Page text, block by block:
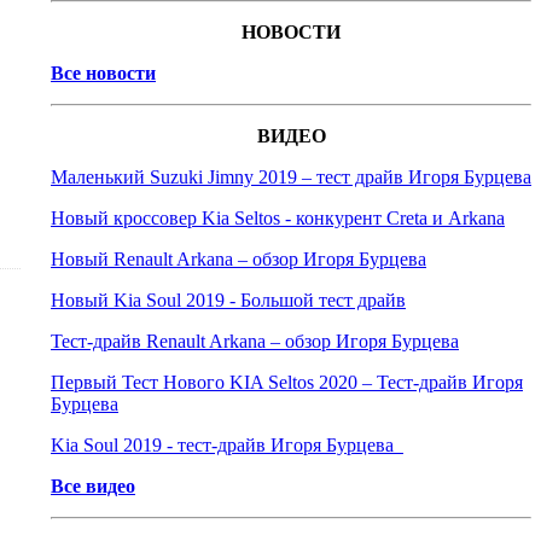
НОВОСТИ
Все новости
ВИДЕО
Маленький Suzuki Jimny 2019 – тест драйв Игоря Бурцева
Новый кроссовер Kia Seltos - конкурент Creta и Arkana
Новый Renault Arkana – обзор Игоря Бурцева
Новый Kia Soul 2019 - Большой тест драйв
Тест-драйв Renault Arkana – обзор Игоря Бурцева
Первый Тест Нового KIA Seltos 2020 – Тест-драйв Игоря
Бурцева
Kia Soul 2019 - тест-драйв Игоря Бурцева
Все видео